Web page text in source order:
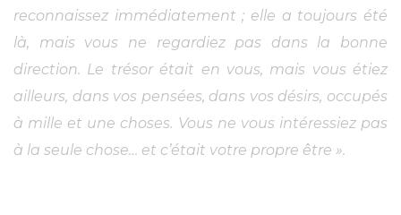
reconnaissez immédiatement ; elle a toujours été
là, mais vous ne regardiez pas dans la bonne
direction. Le trésor était en vous, mais vous étiez
ailleurs, dans vos pensées, dans vos désirs, occupés
à mille et une choses. Vous ne vous intéressiez pas
à la seule chose… et c’était votre propre être ».